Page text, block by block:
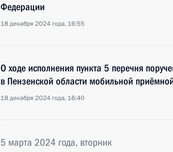
Федерации
18 декабря 2024 года, 16:55
О ходе исполнения пункта 5 перечня
в Пензенской области мобильной
18 декабря 2024 года, 16:40
5 марта 2024 года, вторник